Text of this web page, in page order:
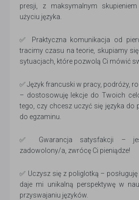
presji, z maksymalnym
użyciu języka.
✅ Praktyczna komunikacja od
tracimy czasu na teorie, skupiamy
sytuacjach, które pozwolą Ci mówić
✅ Język francuski w pracy, podróży,
– dostosowuję lekcje do Twoich
tego, czy chcesz uczyć się języka do
do egzaminu.
✅ Gwarancja satysfakcji –
zadowolony/a, zwrócę Ci pieniądze!
✅ Uczysz się z poliglotką –
daje mi unikalną perspektywę w
przyswajaniu języków.